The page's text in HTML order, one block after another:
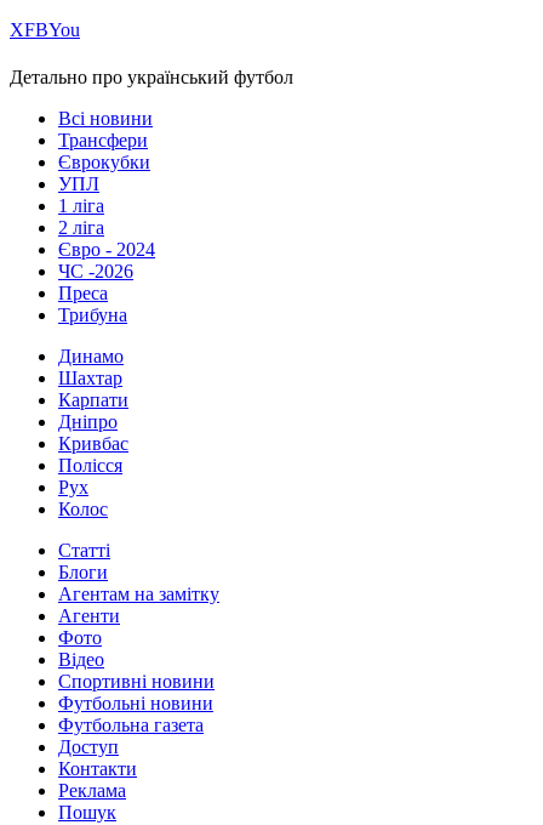
ХFBYou
Детально про український футбол
Всі новини
Трансфери
Єврокубки
УПЛ
1 ліга
2 ліга
Євро - 2024
ЧС -2026
Преса
Трибуна
Динамо
Шахтар
Карпати
Дніпро
Кривбас
Полісся
Рух
Колос
Статті
Блоги
Агентам на замітку
Агенти
Фото
Відео
Спортивні новини
Футбольні новини
Футбольна газета
Доступ
Контакти
Реклама
Пошук